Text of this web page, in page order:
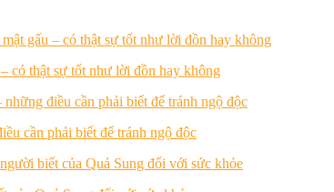
có thật sự tốt như lời đồn hay không
cần phải biết để tránh ngộ độc